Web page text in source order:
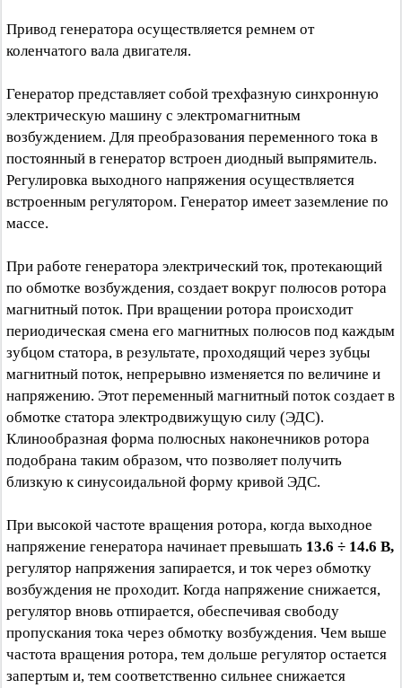
Привод генератора осуществляется ремнем от
коленчатого вала двигателя.
Генератор представляет собой трехфазную синхронную
электрическую машину с электромагнитным
возбуждением. Для преобразования переменного тока в
постоянный в генератор встроен диодный выпрямитель.
Регулировка выходного напряжения осуществляется
встроенным регулятором. Генератор имеет заземление по
массе.
При работе генератора электрический ток, протекающий
по обмотке возбуждения, создает вокруг полюсов ротора
магнитный поток. При вращении ротора происходит
периодическая смена его магнитных полюсов под каждым
зубцом статора, в результате, проходящий через зубцы
магнитный поток, непрерывно изменяется по величине и
напряжению. Этот переменный магнитный поток создает в
обмотке статора электродвижущую силу (ЭДС).
Клинообразная форма полюсных наконечников ротора
подобрана таким образом, что позволяет получить
близкую к синусоидальной форму кривой ЭДС.
При высокой частоте вращения ротора, когда выходное
напряжение генератора начинает превышать 13.6 ÷ 14.6 В,
регулятор напряжения запирается, и ток через обмотку
возбуждения не проходит. Когда напряжение снижается,
регулятор вновь отпирается, обеспечивая свободу
пропускания тока через обмотку возбуждения. Чем выше
частота вращения ротора, тем дольше регулятор остается
запертым и, тем соответственно сильнее снижается